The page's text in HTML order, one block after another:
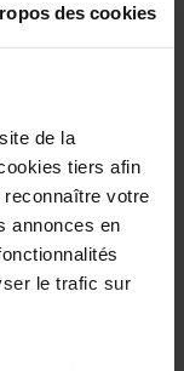
des cookies
de la
tiers afin
votre
annonces en
le trafic sur